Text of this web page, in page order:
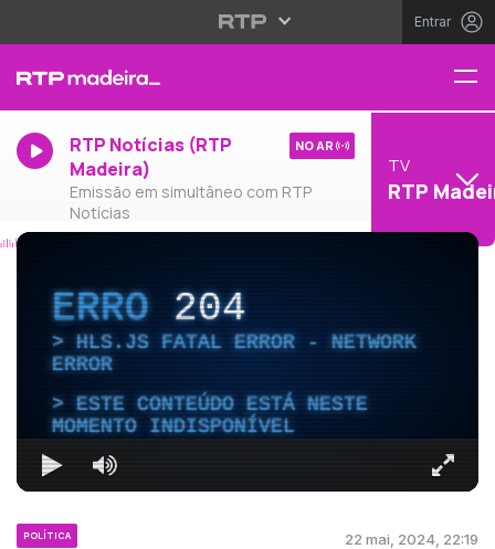
Entrar
RTP Notícias (RTP
Madeira)
Emissão em simultâneo com RTP
Notícias
NO AR
TV
RTP
ERRO204
HLS.JS FATAL ERROR - NETWORK
ERROR
ESTE CONTEÚDO ESTÁ NESTE
MOMENTO INDISPONÍVEL
POLÍTICA 22 mai, 2024, 22:19